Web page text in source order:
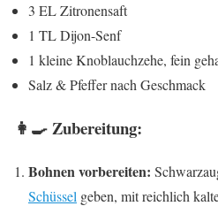
3 EL Zitronensaft
1 TL Dijon-Senf
1 kleine Knoblauchzehe, fein
Salz & Pfeffer nach Geschmack
👩‍🍳 Zubereitung:
Bohnen vorbereiten:
Schüssel geben, mit reichlich